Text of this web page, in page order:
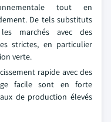
tout en
De tels substituts
marchés avec des
strictes, en particulier
verte.
rapide avec des
facile sont en forte
de production élevés